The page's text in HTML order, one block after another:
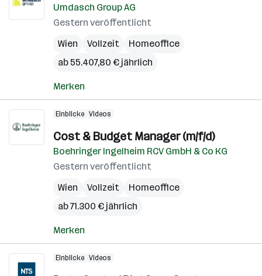
Umdasch Group AG
Gestern veröffentlicht
Wien
Vollzeit
Homeoffice
ab 55.407,80 € jährlich
Merken
Einblicke Videos
Cost & Budget Manager (m/f/d)
Boehringer Ingelheim RCV GmbH & Co KG
Gestern veröffentlicht
Wien
Vollzeit
Homeoffice
ab 71.300 € jährlich
Merken
Einblicke Videos